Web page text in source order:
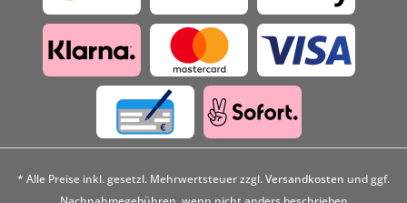
* Alle Preise inkl. gesetzl. Mehrwertsteuer zzgl.Versandkosten und ggf.